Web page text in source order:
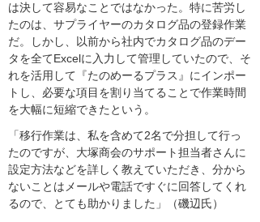
は決して容易なことではなかった。特に苦労し
たのは、サプライヤーのカタログ品の登録作業
だ。しかし、以前から社内でカタログ品のデー
タを全てExcelに入力して管理していたので、そ
れを活用して『たのめーるプラス』にインポー
トし、必要な項目を割り当てることで作業時間
を大幅に短縮できたという。
「移行作業は、私を含めて2名で分担して行っ
たのですが、大塚商会のサポート担当者さんに
設定方法などを詳しく教えていただき、分から
ないことはメールや電話ですぐに回答してくれ
るので、とても助かりました」（磯辺氏）